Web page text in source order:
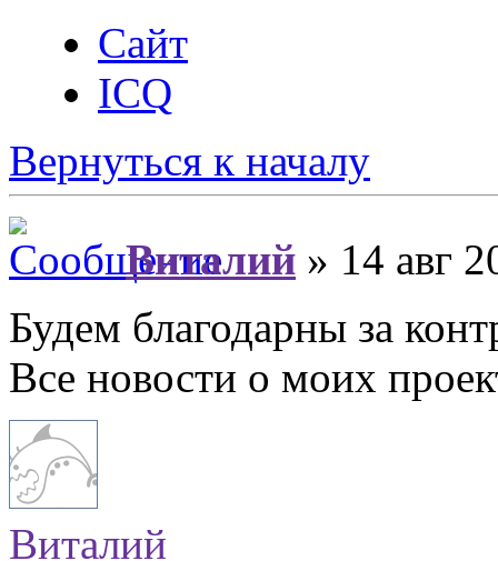
Сайт
ICQ
Вернуться к началу
Виталий » 14 авг
Будем благодарны за
Все новости о моих
Виталий